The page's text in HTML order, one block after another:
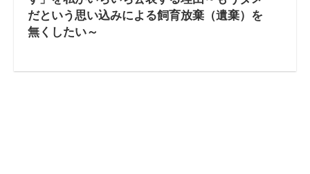
だという思い込みによる飼育放棄（遺棄）を
無くしたい～